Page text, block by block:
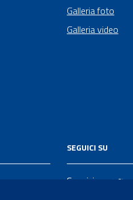
Galleria foto
Galleria video
SEGUICI SU
Seguici su